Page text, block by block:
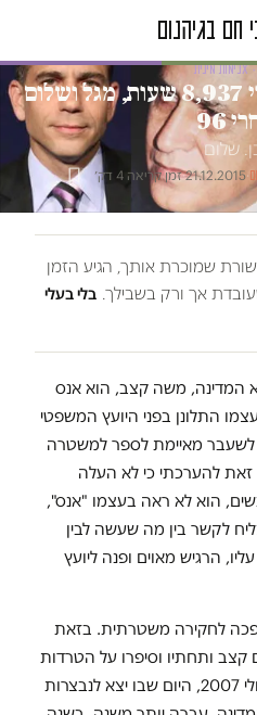
אלימות מינית
קצב הפסיק להטריד אחרי 8,937 שעות, מגל ושלום
96
שלום
·
21.12.2015
·זמן קריאה 4 דק׳
שמוכרת אותך, הגיע הזמן
אך ורק בשבילך. בלי בעלי
שנשיא המדינה, משה קצב, הוא אנס
התלונן בפני היועץ המשפטי
מאיימת לספר למשטרה
להערכתי כי לא העלה
הוא לא ראה בעצמו "אנס",
לקשר בין מה שעשה לבין
הרגיש מאוים ופנה ליועץ
לחקירה משטרתית. בזאת
ותחתיו וסיפרו על הטרדות
ואלימות מינית. מאז ועד 15 ביולי 2007, היום שבו יצא לנבצרות